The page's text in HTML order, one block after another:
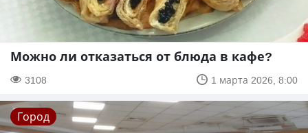
Можно ли отказаться от блюда в кафе?
3108 1 марта 2026, 8:00
Город